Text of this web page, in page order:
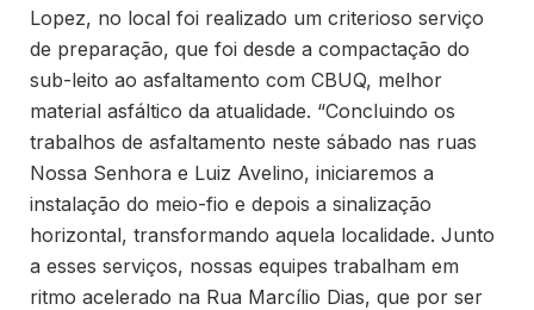
Lopez, no local foi realizado um criterioso serviço
de preparação, que foi desde a compactação do
sub-leito ao asfaltamento com CBUQ, melhor
material asfáltico da atualidade. “Concluindo os
trabalhos de asfaltamento neste sábado nas ruas
Nossa Senhora e Luiz Avelino, iniciaremos a
instalação do meio-fio e depois a sinalização
horizontal, transformando aquela localidade. Junto
a esses serviços, nossas equipes trabalham em
ritmo acelerado na Rua Marcílio Dias, que por ser